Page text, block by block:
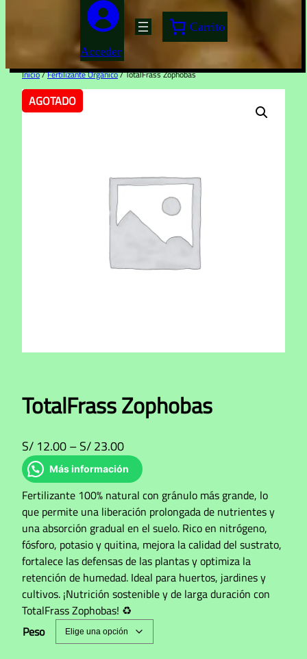
Acceder
Carrito
Inicio/Fertilizante Orgánico/ TotalFrass Zophobas
AGOTADO
TotalFrass Zophobas
S/ 12.00–S/23.00R
a
n
g
o
d
e
p
r
e
c
i
Más información
Fertilizante 100% natural con gránulo más grande, lo
que permite una liberación prolongada de nutrientes y
una absorción gradual en el suelo. Rico en nitrógeno,
fósforo, potasio y quitina, mejora la calidad del sustrato,
fortalece las defensas de las plantas y optimiza la
retención de humedad. Ideal para huertos, jardines y
cultivos. ¡Nutrición sostenible y de larga duración con
TotalFrass Zophobas! ♻️
Peso